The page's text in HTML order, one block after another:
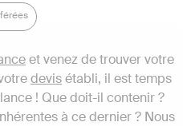
et venez de trouver votre
devisétabli, il est temps
! Que doit-il contenir ?
à ce dernier ? Nous